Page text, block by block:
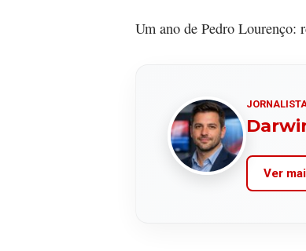
Um ano de Pedro Lourenço:
Ver